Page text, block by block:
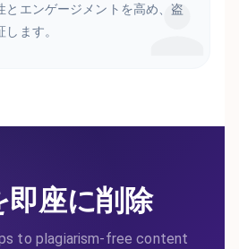
とエンゲージメントを高め、盗
ます。
即座に削除
to plagiarism-free content